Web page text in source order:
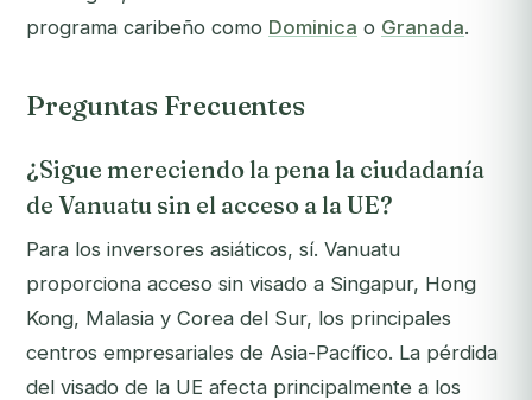
programa caribeño como Dominica o Granada.
Preguntas Frecuentes
¿Sigue mereciendo la pena la ciudadanía
de Vanuatu sin el acceso a la UE?
Para los inversores asiáticos, sí. Vanuatu
proporciona acceso sin visado a Singapur, Hong
Kong, Malasia y Corea del Sur, los principales
centros empresariales de Asia-Pacífico. La pérdida
del visado de la UE afecta principalmente a los